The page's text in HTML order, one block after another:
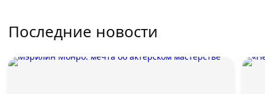
Последние новости